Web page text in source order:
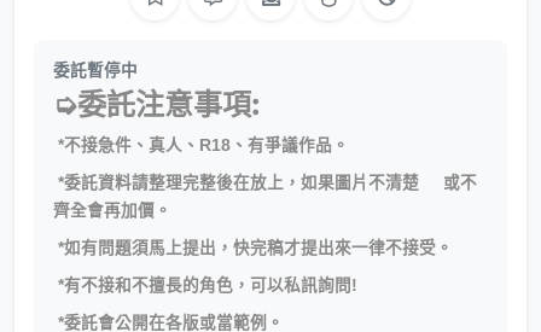
委託暫停中
➭委託注意事項:
*不接急件、真人、R18、有爭議作品。
*委託資料請整理完整後在放上，如果圖片不清楚 或不
齊全會再加價。
*如有問題須馬上提出，快完稿才提出來一律不接受。
*有不接和不擅長的角色，可以私訊詢問!
*委託會公開在各版或當範例。